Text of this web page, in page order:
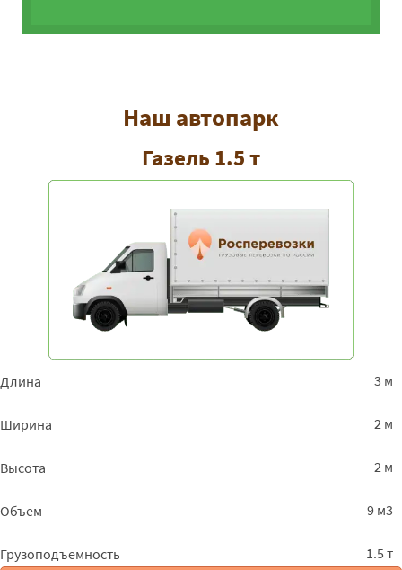
Наш автопарк
Газель 1.5 т
Длина 3 м
Ширина 2 м
Высота 2 м
Объем 9 м3
Грузоподъемность
1.5 т